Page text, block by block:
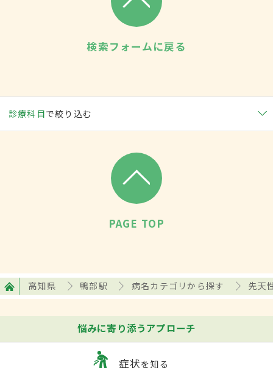
検索フォームに戻る
診療科目で絞り込む
PAGE TOP
高知県 鴨部駅 病名カテゴリから探す 先天
悩みに寄り添うアプローチ
症状を知る